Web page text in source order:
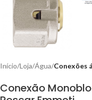
Início Loja Água Conexões
Conexão